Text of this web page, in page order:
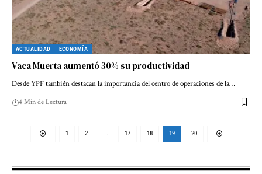
ACTUALIDAD ECONOMÍA
Vaca Muerta aumentó 30% su productividad
Desde YPF también destacan la importancia del centro de operaciones de la…
4 Min de Lectura
1 2 … 17 18 19 20